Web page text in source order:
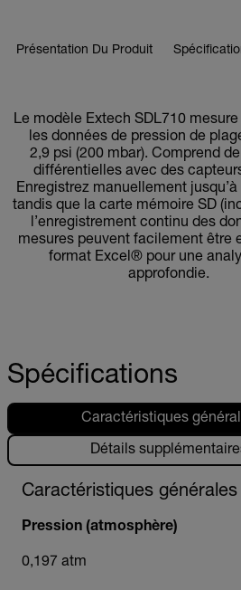
Présentation Du Produit
Le modèle Extech SDL710
les données de pression de
2,9 psi (200 mbar). Comprend
différentielles avec des
Enregistrez manuellement
tandis que la carte mémoire SD
l’enregistrement continu des
mesures peuvent facilement être
format Excel® pour une
approfondie.
Spécifications
Caractéristiques
Détails
Caractéristiques générales
Pression (atmosphère)
0,197 atm